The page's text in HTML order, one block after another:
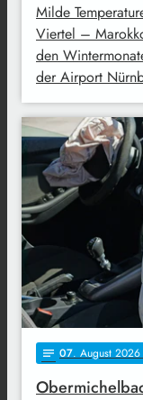
Milde
Viertel –
den
der Airport
notes 07. August